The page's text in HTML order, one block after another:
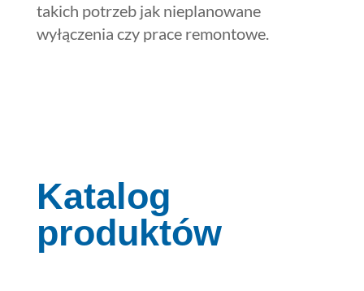
takich potrzeb jak nieplanowane
wyłączenia czy prace remontowe.
Katalog
produktów